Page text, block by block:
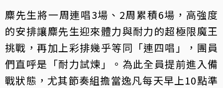
麋先生將一周連唱3場、2周累積6場，高強度
的安排讓麋先生迎來體力與耐力的超極限魔王
挑戰，再加上彩排幾乎等同「連四唱」，團員
們直呼是「耐力試煉」。為此全員提前進入備
戰狀態，尤其節奏組擔當逸凡每天早上10點準